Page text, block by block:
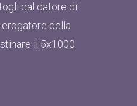
dal datore di
erogatore della
il 5x1000.